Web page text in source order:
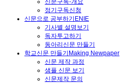
신문구독-개요
정기구독신청
신문으로 공부하기 ENIE
기사별 설명보기
독자투고하기
동아리신문 만들기
학교신문 만들기 Making Newpaper
신문 제작 과정
샘플 신문 보기
신문제작 문의